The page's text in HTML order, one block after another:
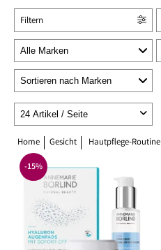
Filtern
Home Gesicht Hautpflege-Routine
-15%